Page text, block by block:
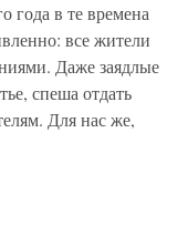
в те времена
все жители
Даже заядлые
спеша отдать
Для нас же,